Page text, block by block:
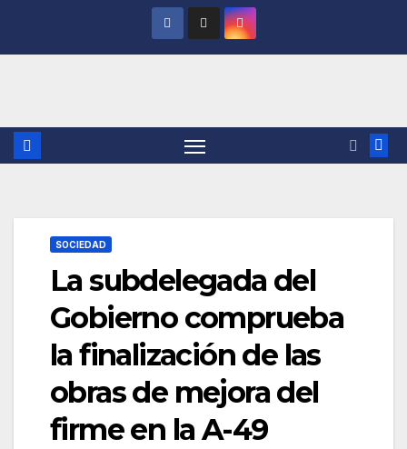
SOCIEDAD
La subdelegada del
Gobierno comprueba
la finalización de las
obras de mejora del
firme en la A-49